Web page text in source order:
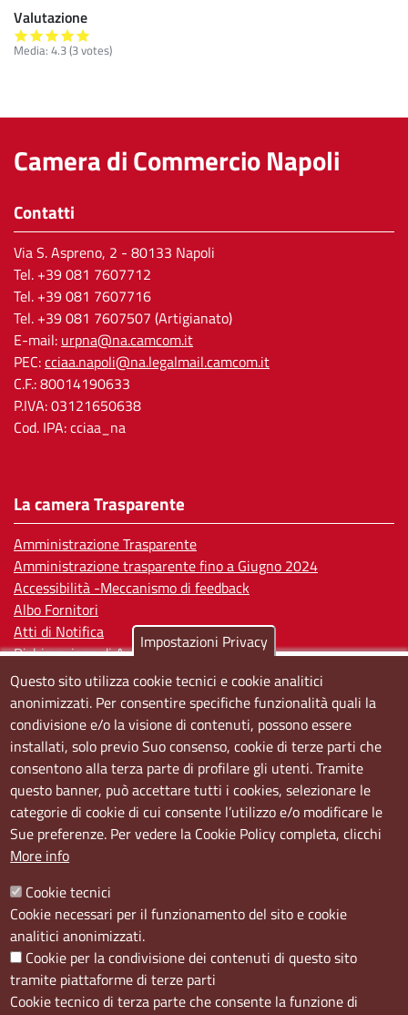
Valutazione
Media: 4.3(3votes)
Camera di Commercio Napoli
Contatti
Via S. Aspreno, 2 - 80133 Napoli
Tel. +39 081 7607712
Tel. +39 081 7607716
Tel. +39 081 7607507 (Artigianato)
E-mail: urpna@na.camcom.it
PEC:cciaa.napoli@na.legalmail.camcom.it
C.F.: 80014190633
P.IVA: 03121650638
Cod. IPA: cciaa_na
La camera Trasparente
Amministrazione Trasparente
Amministrazione trasparente fino a Giugno 2024
Accessibilità -Meccanismo di feedback
Albo Fornitori
Atti di Notifica
Dichiarazione di Accessibilità
Sedi e orari
Sede Centrale:
Via S. Aspreno, 2, 80133 Napoli NA
Sede Secondaria:
Corso Meridionale, 58 80143 Napoli NA
Orari
Il venerdì dalle ore 8.50 alle ore 11.00
Social
Impostazioni Privacy
Questo sito utilizza cookie tecnici e cookie analitici
anonimizzati. Per consentire specifiche funzionalità quali la
condivisione e/o la visione di contenuti, possono essere
installati, solo previo Suo consenso, cookie di terze parti che
consentono alla terza parte di profilare gli utenti. Tramite
questo banner, può accettare tutti i cookies, selezionare le
categorie di cookie di cui consente l’utilizzo e/o modificare le
Sue preferenze. Per vedere la Cookie Policy completa, clicchi
More info
Cookie tecnici
Cookie necessari per il funzionamento del sito e cookie
analitici anonimizzati.
Cookie per la condivisione dei contenuti di questo sito
tramite piattaforme di terze parti
Cookie tecnico di terza parte che consente la funzione di